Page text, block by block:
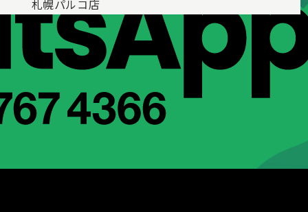
札幌パルコ店